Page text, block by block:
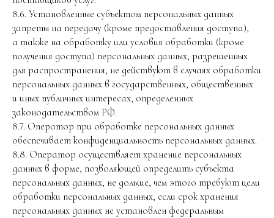
8.6. Установленные субъектом персональных данных
запреты на передачу (кроме предоставления доступа),
а также на обработку или условия обработки (кроме
получения доступа) персональных данных, разрешенных
для распространения, не действуют в случаях обработки
персональных данных в государственных, общественных
и иных публичных интересах, определенных
законодательством РФ.
8.7. Оператор при обработке персональных данных
обеспечивает конфиденциальность персональных данных.
8.8. Оператор осуществляет хранение персональных
данных в форме, позволяющей определить субъекта
персональных данных, не дольше, чем этого требуют цели
обработки персональных данных, если срок хранения
персональных данных не установлен федеральным